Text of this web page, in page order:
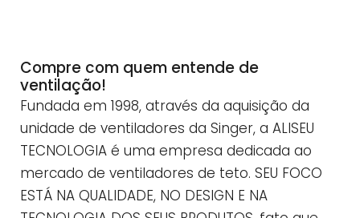
Compre com quem entende de
ventilação!
Fundada em 1998, através da aquisição da
unidade de ventiladores da Singer, a ALISEU
TECNOLOGIA é uma empresa dedicada ao
mercado de ventiladores de teto. SEU FOCO
ESTÁ NA QUALIDADE, NO DESIGN E NA